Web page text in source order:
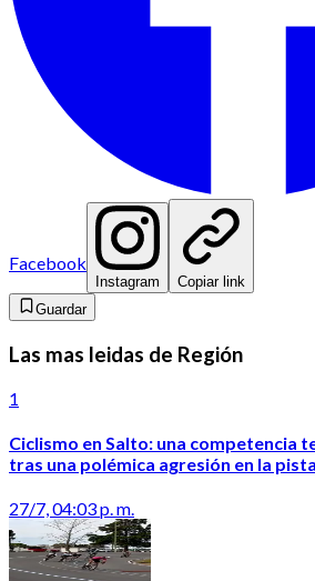
Facebook
Instagram
Copiar link
Guardar
Las mas leidas de Región
1
Ciclismo en Salto: una competencia
tras una polémica agresión en la pista
27/7, 04:03 p. m.